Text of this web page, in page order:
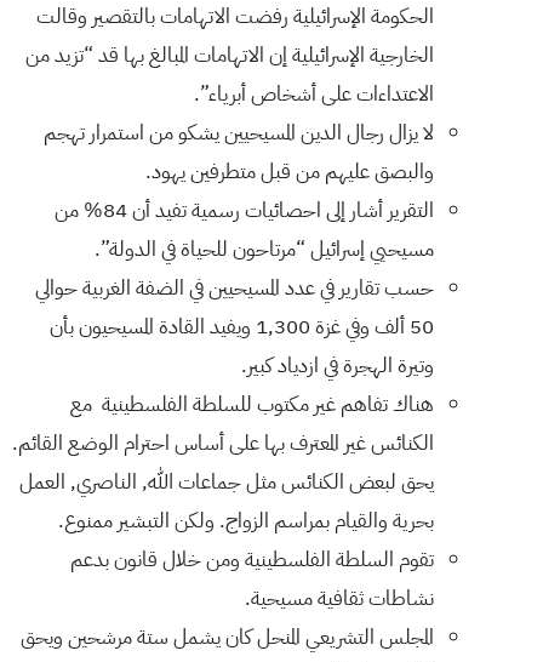
الحكومة الإسرائيلية رفضت الاتهامات بالتقصير وقالت
الخارجية الإسرائيلية إن الاتهامات المبالغ بها قد “تزيد من
الاعتداءات على أشخاص أبرياء”.
لا يزال رجال الدين المسيحيين يشكو من استمرار تهجم
والبصق عليهم من قبل متطرفين يهود.
التقرير أشار إلى احصائيات رسمية تفيد أن 84% من
مسيحيي إسرائيل “مرتاحون للحياة في الدولة”.
حسب تقارير في عدد المسيحيين في الضفة الغربية حوالي
50 ألف وفي غزة 1,300 ويفيد القادة المسيحيون بأن
وتيرة الهجرة في ازدياد كبير.
هناك تفاهم غير مكتوب للسلطة الفلسطينية مع
الكنائس غير المعترف بها على أساس احترام الوضع القائم.
يحق لبعض الكنائس مثل جماعات الله, الناصري, العمل
بحرية والقيام بمراسم الزواج. ولكن التبشير ممنوع.
تقوم السلطة الفلسطينية ومن خلال قانون بدعم
نشاطات ثقافية مسيحية.
المجلس التشريعي المنحل كان يشمل ستة مرشحين ويحق